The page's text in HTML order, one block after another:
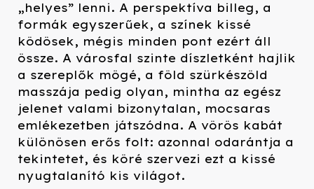
„helyes” lenni. A perspektíva billeg, a
formák egyszerűek, a színek kissé
ködösek, mégis minden pont ezért áll
össze. A városfal szinte díszletként hajlik
a szereplők mögé, a föld szürkészöld
masszája pedig olyan, mintha az egész
jelenet valami bizonytalan, mocsaras
emlékezetben játszódna. A vörös kabát
különösen erős folt: azonnal odarántja a
tekintetet, és köré szervezi ezt a kissé
nyugtalanító kis világot.